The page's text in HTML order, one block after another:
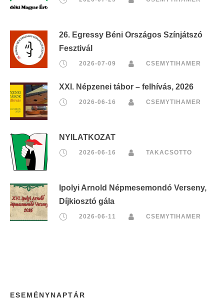
26. Egressy Béni Országos Színjátszó
Fesztivál
2026-07-09 CSEMYTIHAMER
XXI. Népzenei tábor – felhívás, 2026
2026-06-16 CSEMYTIHAMER
NYILATKOZAT
2026-06-16 TAKACSOTTO
Ipolyi Arnold Népmesemondó Verseny,
Díjkiosztó gála
2026-06-11 CSEMYTIHAMER
ESEMÉNYNAPTÁR